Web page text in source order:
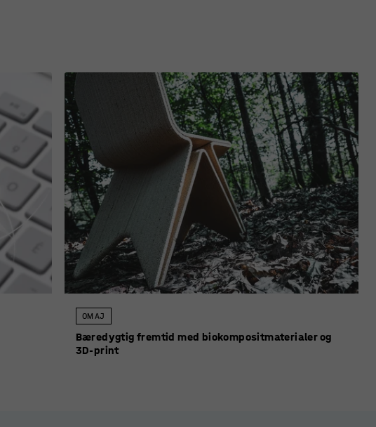
OM AJ
Bæredygtig fremtid med biokompositmaterialer og
3D-print